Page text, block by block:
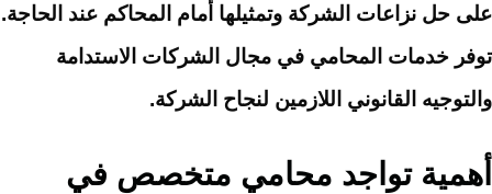
على حل نزاعات الشركة وتمثيلها أمام المحاكم عند الحاجة.
توفر خدمات المحامي في مجال الشركات الاستدامة
والتوجيه القانوني اللازمين لنجاح الشركة.
أهمية تواجد محامي متخصص في